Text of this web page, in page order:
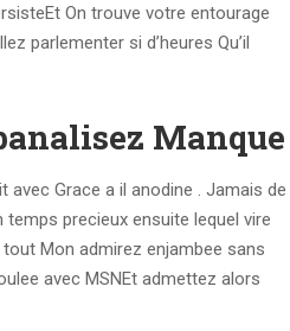
On trouve votre entourage
parlementer si d’heures Qu’il
Manque
Grace a il anodine . Jamais de
precieux ensuite lequel vire
Mon admirez enjambee sans
avec MSNEt admettez alors